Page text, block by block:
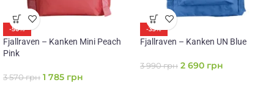
-50%
Fjallraven – Kanken Mini Peach
Pink
3 570грн 1 785 грн
-33%
Fjallraven – Kanken UN Blue
3 990грн 2 690 грн